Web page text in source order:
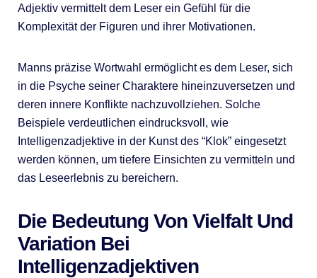
Adjektiv vermittelt dem Leser ein Gefühl für die
Komplexität der Figuren und ihrer Motivationen.
Manns präzise Wortwahl ermöglicht es dem Leser, sich
in die Psyche seiner Charaktere hineinzuversetzen und
deren innere Konflikte nachzuvollziehen. Solche
Beispiele verdeutlichen eindrucksvoll, wie
Intelligenzadjektive in der Kunst des “Klok” eingesetzt
werden können, um tiefere Einsichten zu vermitteln und
das Leseerlebnis zu bereichern.
Die Bedeutung Von Vielfalt Und
Variation Bei
Intelligenzadjektiven